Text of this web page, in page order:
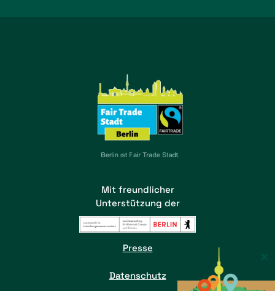
Mit freundlicher
Unterstützung der
Presse
Datenschutz